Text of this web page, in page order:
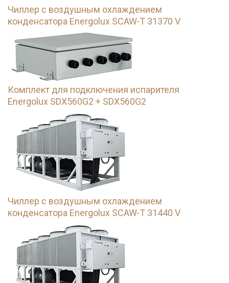
Чиллер с воздушным охлаждением
конденсатора Energolux SCAW-T 31370 V
Комплект для подключения испарителя
Energolux SDX560G2 + SDX560G2
Чиллер с воздушным охлаждением
конденсатора Energolux SCAW-T 31440 V